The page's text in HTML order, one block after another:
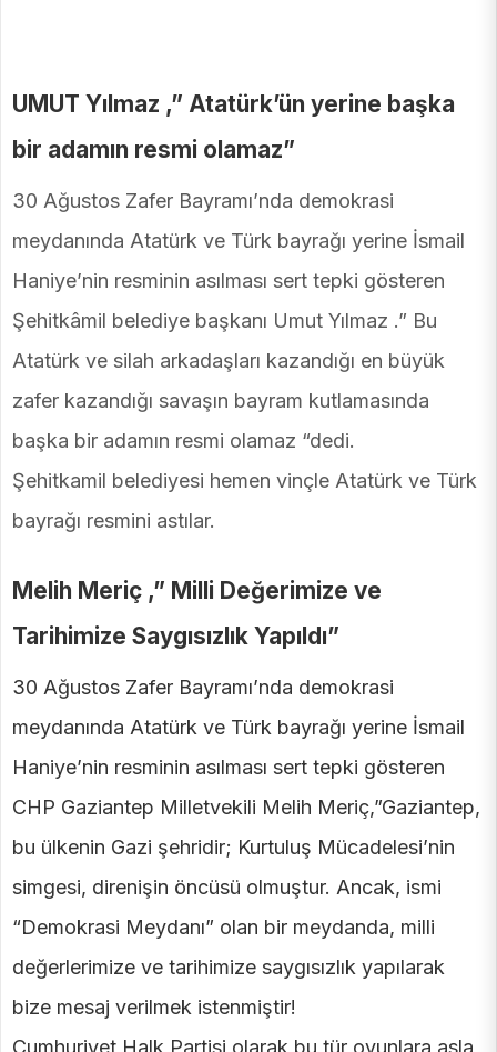
UMUT Yılmaz ,” Atatürk’ün yerine başka
bir adamın resmi olamaz”
30 Ağustos Zafer Bayramı’nda demokrasi
meydanında Atatürk ve Türk bayrağı yerine İsmail
Haniye’nin resminin asılması sert tepki gösteren
Şehitkâmil belediye başkanı Umut Yılmaz .” Bu
Atatürk ve silah arkadaşları kazandığı en büyük
zafer kazandığı savaşın bayram kutlamasında
başka bir adamın resmi olamaz “dedi.
Şehitkamil belediyesi hemen vinçle Atatürk ve Türk
bayrağı resmini astılar.
Melih Meriç ,” Milli Değerimize ve
Tarihimize Saygısızlık Yapıldı”
30 Ağustos Zafer Bayramı’nda demokrasi
meydanında Atatürk ve Türk bayrağı yerine İsmail
Haniye’nin resminin asılması sert tepki gösteren
CHP Gaziantep Milletvekili Melih Meriç,”Gaziantep,
bu ülkenin Gazi şehridir; Kurtuluş Mücadelesi’nin
simgesi, direnişin öncüsü olmuştur. Ancak, ismi
“Demokrasi Meydanı” olan bir meydanda, milli
değerlerimize ve tarihimize saygısızlık yapılarak
bize mesaj verilmek istenmiştir!
Cumhuriyet Halk Partisi olarak bu tür oyunlara asla